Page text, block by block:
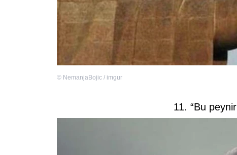
© NemanjaBojic / imgur
11. “Bu